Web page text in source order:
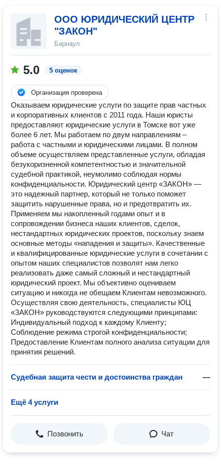
ООО ЮРИДИЧЕСКИЙ ЦЕНТР
"ЗАКОН"
Барнаул
5.0 5 оценок
Организация проверена
Оказываем юридические услуги по защите прав частных
и корпоративных клиентов с 2011 года. Наши юристы
предоставляют юридические услуги в Томске вот уже
более 6 лет. Мы работаем по двум направлениям –
работа с частными и юридическими лицами. В полном
объеме осуществляем представленные услуги, обладая
безукоризненной компетентностью и значительной
судебной практикой, неумолимо соблюдая нормы
конфиденциальности. Юридический центр «ЗАКОН» —
это надежный партнер, который не только поможет
защитить нарушенные права, но и предотвратить их.
Применяем мы накопленный годами опыт и в
сопровождении бизнеса наших клиентов, сделок,
нестандартных юридических проектов, поскольку знаем
основные методы «нападения и защиты». Качественные
и квалифицированные юридические услуги в сочетании с
опытом наших специалистов позволят нам легко
реализовать даже самый сложный и нестандартный
юридический проект. Мы объективно оцениваем
ситуацию и никогда не обещаем Клиентам невозможного.
Осуществляя свою деятельность, специалисты ЮЦ
«ЗАКОН» руководствуются следующими принципами:
Индивидуальный подход к каждому Клиенту;
Соблюдение режима строгой конфиденциальности;
Предоставление Клиентам полного анализа ситуации для
принятия решений.
Судебная защита чести и достоинства граждан —
Ещё 4 услуги
Позвонить Чат